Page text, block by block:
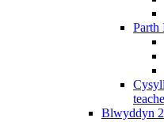
Parth
Blwyddyn 2